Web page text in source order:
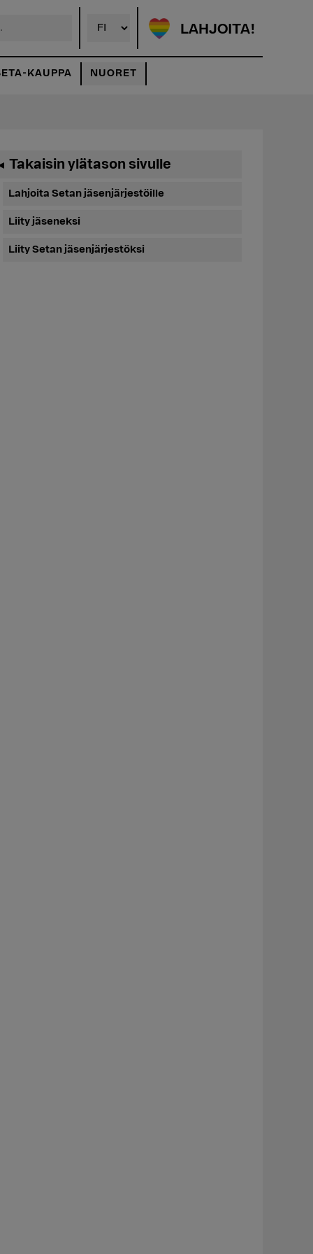
LAHJOITA!
KAUPPA NUORET
Takaisin ylätason sivulle
Lahjoita Setan jäsenjärjestöille
Liity jäseneksi
Liity Setan jäsenjärjestöksi